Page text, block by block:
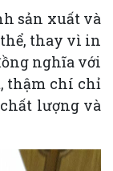
sản xuất và
thay vì in
nghĩa với
thậm chí chỉ
lượng và